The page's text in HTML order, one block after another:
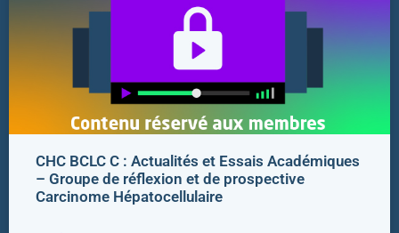
CHC BCLC C : Actualités et Essais Académiques
– Groupe de réflexion et de prospective
Carcinome Hépatocellulaire